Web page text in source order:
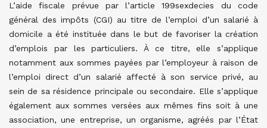
L’aide fiscale prévue par l’article 199sexdecies du code
général des impôts (CGI) au titre de l’emploi d’un salarié à
domicile a été instituée dans le but de favoriser la création
d’emplois par les particuliers. À ce titre, elle s’applique
notamment aux sommes payées par l’employeur à raison de
l’emploi direct d’un salarié affecté à son service privé, au
sein de sa résidence principale ou secondaire. Elle s’applique
également aux sommes versées aux mêmes fins soit à une
association, une entreprise, un organisme, agréés par l’État